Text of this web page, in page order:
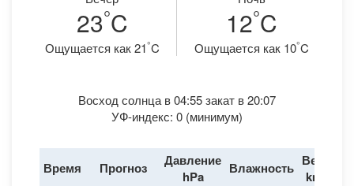
23°C
Ощущается как 21°C
12°C
Ощущается как 10°C
Восход солнца в 04:55 закат в 20:07
УФ-индекс: 0 (минимум)
Время Прогноз
Давление
hPa
Влажность Ветер
km/h